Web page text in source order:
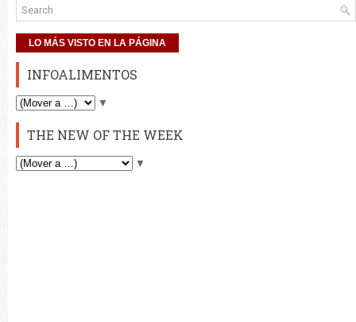
LO MÁS VISTO EN LA PÁGINA
INFOALIMENTOS
▼
THE NEW OF THE WEEK
▼